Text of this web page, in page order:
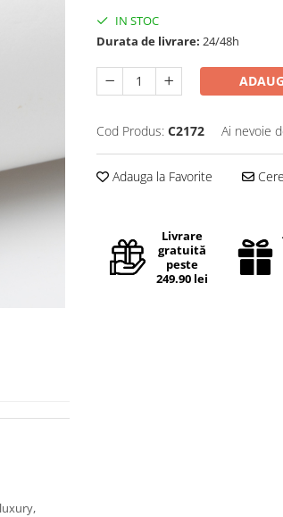
IN STOC
Durata de livrare: 24/48h
Cod Produs: C2172 Ai nevoie
Adauga la Favorite
Livrare
gratuită
peste
249.90 lei